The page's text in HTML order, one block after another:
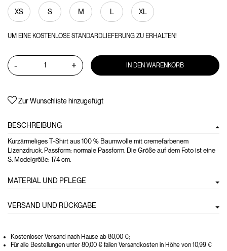
XS S M L XL
UM EINE KOSTENLOSE STANDARDLIEFERUNG ZU ERHALTEN!
- + IN DEN WARENKORB
Zur Wunschliste hinzugefügt
BESCHREIBUNG
Kurzärmeliges T-Shirt aus 100 % Baumwolle mit cremefarbenem
Lizenzdruck. Passform: normale Passform. Die Größe auf dem Foto ist eine
S. Modelgröße: 174 cm.
MATERIAL UND PFLEGE
VERSAND UND RÜCKGABE
Kostenloser Versand nach Hause ab 80,00 €;
Für alle Bestellungen unter 80,00 € fallen Versandkosten in Höhe von 10,99 €